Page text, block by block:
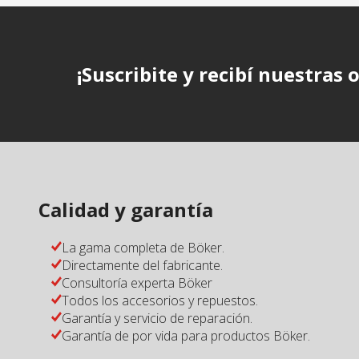
TPE
¡Suscribite y recibí nuestras
Calidad y garantía
La gama completa de Böker.
Directamente del fabricante.
Consultoría experta Böker
Todos los accesorios y repuestos.
Garantía y servicio de reparación.
Garantía de por vida para productos Böker.